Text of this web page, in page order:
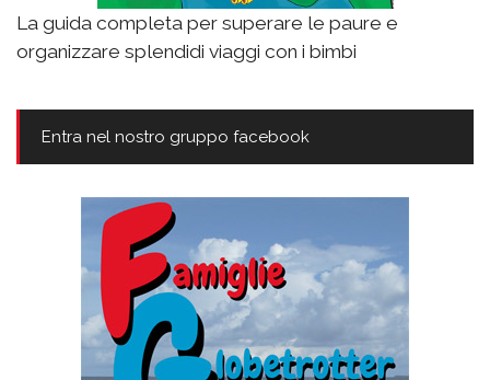
La guida completa per superare le paure e
organizzare splendidi viaggi con i bimbi
Entra nel nostro gruppo facebook